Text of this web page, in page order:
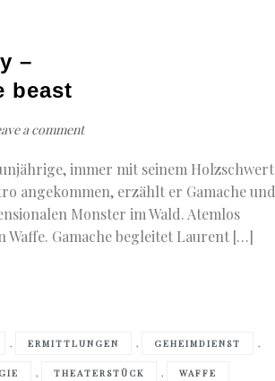
–
beast
a comment
immer mit seinem Holzschwert
angekommen, erzählt er Gamache und
Monster im Wald. Atemlos
Gamache begleitet Laurent […]
, ERMITTLUNGEN , GEHEIMDIENST ,
, THEATERSTÜCK , WAFFE